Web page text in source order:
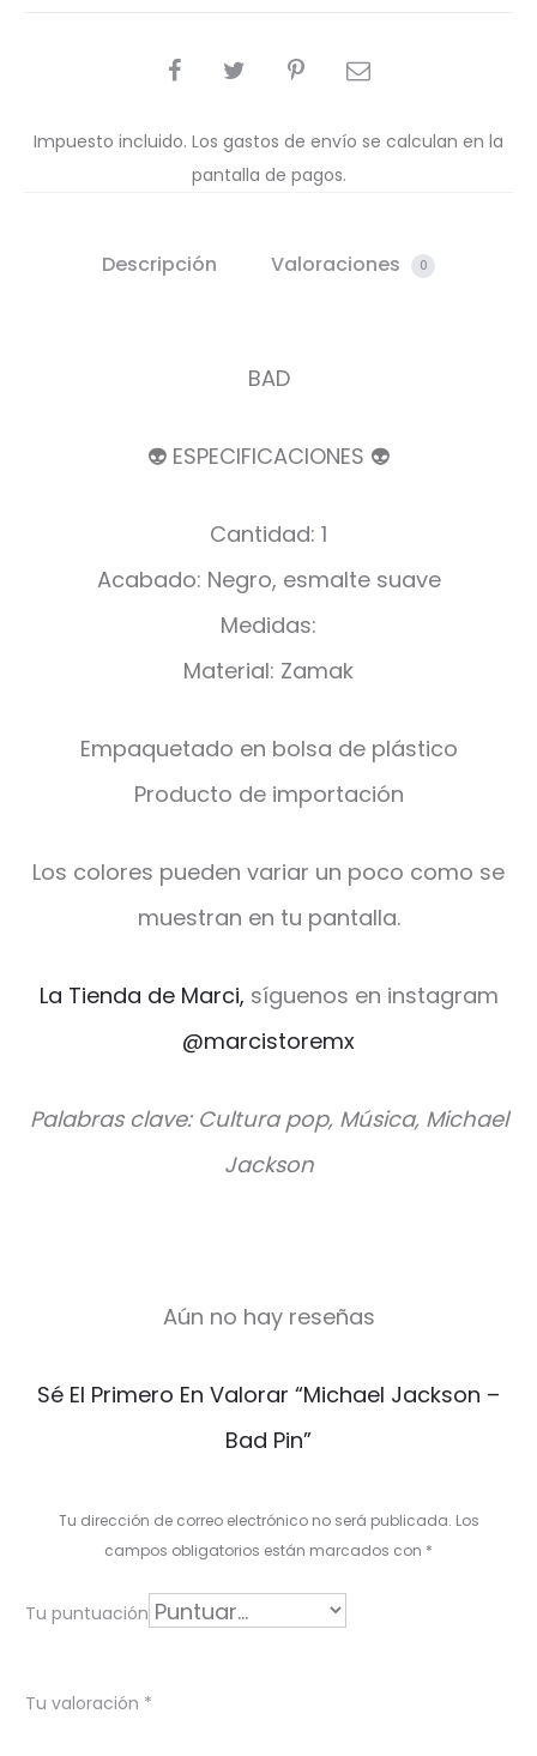
COMPARTIR
Impuesto incluido. Los gastos de envío se calculan en la
pantalla de pagos.
Descripción Valoraciones 0
BAD
👽 ESPECIFICACIONES 👽
Cantidad: 1
Acabado: Negro, esmalte suave
Medidas:
Material: Zamak
Empaquetado en bolsa de plástico
Producto de importación
Los colores pueden variar un poco como se
muestran en tu pantalla.
La Tienda de Marci, síguenos en instagram
@marcistoremx
Palabras clave: Cultura pop, Música, Michael
Jackson
V
a
c
o
Aún no hay reseñas
Sé El Primero En Valorar “Michael Jackson –
Bad Pin”
Tu dirección de correo electrónico no será publicada. Los
campos obligatorios están marcados con *
Tu puntuación
Tu valoración *